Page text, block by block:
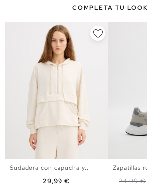
COMPLETA TU LOOK
Sudadera con capucha y...
Precio
29,99 €
Zapatillas
Precio
24,99 €